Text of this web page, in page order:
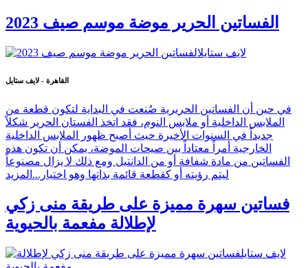
الفساتين الحرير موضة موسم صيف 2023
القاهرة - لايف ستايل
في حين أن الفساتين الحريرية صُنعت في البداية لتكون قطعة من
الملابس الداخلية أو ملابس النوم، فقد اتخذ الفستان الحرير شكلاً
جديداً في السنوات الأخيرة حيث أصبح ظهور الملابس الداخلية
الخارجية أمراً معتاداً بين صيحات الموضة، يمكن أن تكون هذه
الفساتين من مادة شفافة أو من الدانتيل ومع ذلك لا يزال مصنوعاً
ليتم رؤيته أو كقطعة قائمة بذاتها وهو اختيار... المزيد
فساتين سهرة مميزة على طريقة منى زكي
لإطلالة مفعمة بالحيوية